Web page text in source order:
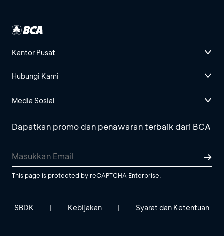
Kantor Pusat
Hubungi Kami
Media Sosial
Dapatkan promo dan penawaran terbaik dari BCA
This page is protected by reCAPTCHA Enterprise.
SBDK | Kebijakan | Syarat dan Ketentuan